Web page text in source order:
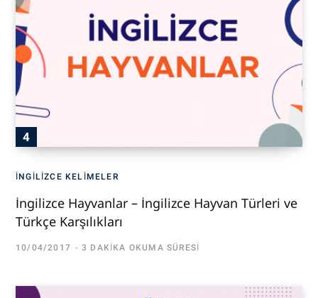
İNGILIZCE KELIMELER
İngilizce Hayvanlar – İngilizce Hayvan Türleri ve
Türkçe Karşılıkları
10/04/2017 3 DAKIKA OKUMA SÜRESI